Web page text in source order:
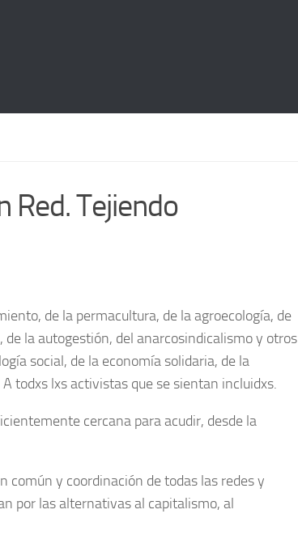
Red. Tejiendo
de la permacultura, de la agroecología, de
de la autogestión, del anarcosindicalismo y otros
social, de la economía solidaria, de la
todxs lxs activistas que se sientan incluidxs.
cercana para acudir, desde la
común y coordinación de todas las redes y
por las alternativas al capitalismo, al